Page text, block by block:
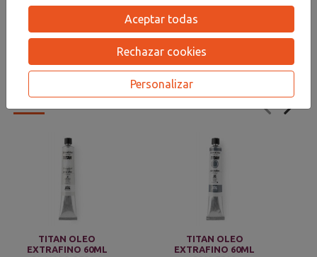
Opiniones
¡Este producto no tiene descripción!
PRODUCTOSRELACIONADOS
TITAN OLEO
EXTRAFINO 60ML
TITAN OLEO
EXTRAFINO 60ML
Aceptar todas
Rechazar cookies
Personalizar